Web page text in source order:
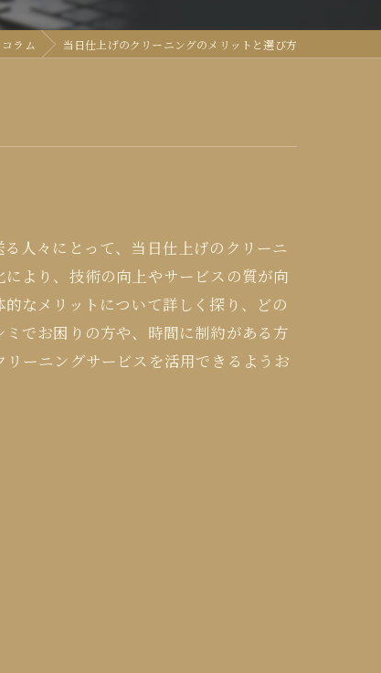
コラム 当日仕上げのクリーニングのメリットと選び方
人々にとって、当日仕上げのクリーニ
より、技術の向上やサービスの質が向
なメリットについて詳しく探り、どの
でお困りの方や、時間に制約がある方
ーニングサービスを活用できるようお